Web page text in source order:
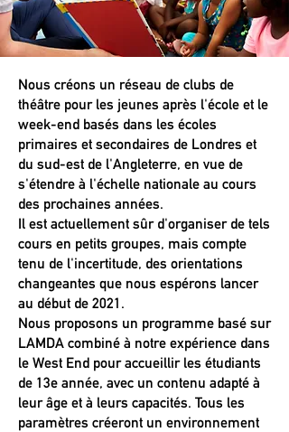
Nous créons un réseau de clubs de
théâtre pour les jeunes après l'école et le
week-end basés dans les écoles
primaires et secondaires de Londres et
du sud-est de l'Angleterre, en vue de
s'étendre à l'échelle nationale au cours
des prochaines années.
Il est actuellement sûr d'organiser de tels
cours en petits groupes, mais compte
tenu de l'incertitude, des orientations
changeantes que nous espérons lancer
au début de 2021.
Nous proposons un programme basé sur
LAMDA combiné à notre expérience dans
le West End pour accueillir les étudiants
de 13e année, avec un contenu adapté à
leur âge et à leurs capacités. Tous les
paramètres créeront un environnement